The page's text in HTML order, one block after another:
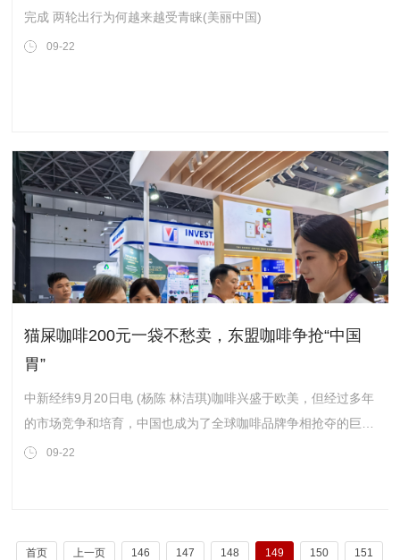
完成 两轮出行为何越来越受青睐(美丽中国)
09-22
猫屎咖啡200元一袋不愁卖，东盟咖啡争抢“中国
胃”
中新经纬9月20日电 (杨陈 林洁琪)咖啡兴盛于欧美，但经过多年
的市场竞争和培育，中国也成为了全球咖啡品牌争相抢夺的巨大
市场之一。在北京、上海、浙江杭州、广西南宁等城市，除了耳
09-22
首页 上一页 146 147 148 149 150 151